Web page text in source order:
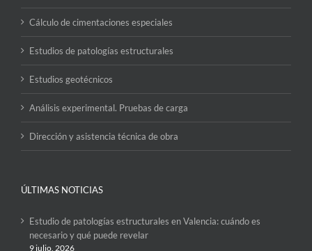
Cálculo de cimentaciones especiales
Estudios de patologías estructurales
Estudios geotécnicos
Análisis experimental. Pruebas de carga
Dirección y asistencia técnica de obra
ÚLTIMAS NOTICIAS
Estudio de patologías estructurales en Valencia: cuándo es
necesario y qué puede revelar
9 julio, 2026